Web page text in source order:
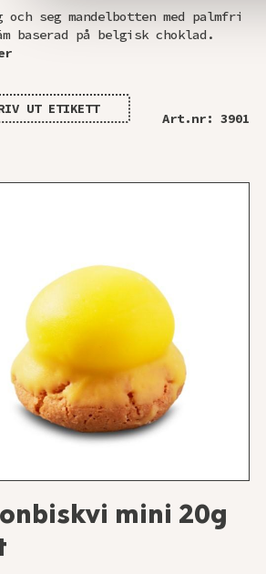
och seg mandelbotten med palmfri
baserad på belgisk choklad.
UT ETIKETT
Art.nr: 3901
mini 20g